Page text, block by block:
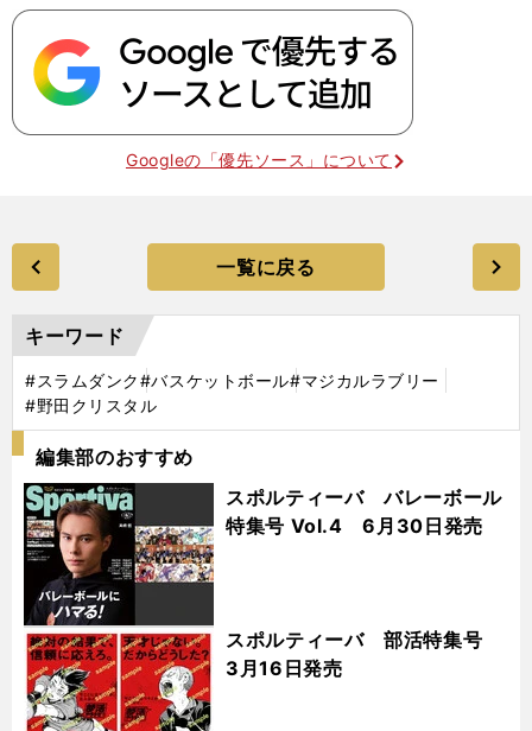
Googleの「優先ソース」について
一覧に戻る
キーワード
#スラムダンク#バスケットボール#マジカルラブリー
#野田クリスタル
編集部のおすすめ
スポルティーバ バレーボール
特集号 Vol.4 6月30日発売
スポルティーバ 部活特集号
3月16日発売